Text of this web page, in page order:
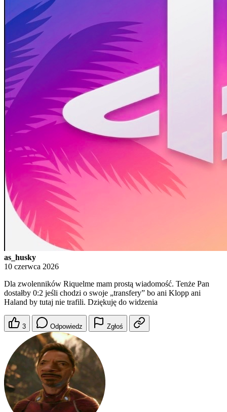
as_husky
10 czerwca 2026
Dla zwolenników Riquelme mam prostą wiadomość. Tenże Pan
dostałby 0:2 jeśli chodzi o swoje „transfery” bo ani Klopp ani
Haland by tutaj nie trafili. Dziękuję do widzenia
3 Odpowiedz Zgłoś